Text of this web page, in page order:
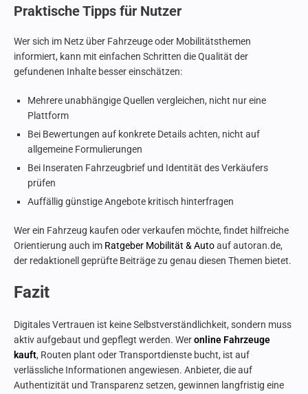
Praktische Tipps für Nutzer
Wer sich im Netz über Fahrzeuge oder Mobilitätsthemen
informiert, kann mit einfachen Schritten die Qualität der
gefundenen Inhalte besser einschätzen:
Mehrere unabhängige Quellen vergleichen, nicht nur eine
Plattform
Bei Bewertungen auf konkrete Details achten, nicht auf
allgemeine Formulierungen
Bei Inseraten Fahrzeugbrief und Identität des Verkäufers
prüfen
Auffällig günstige Angebote kritisch hinterfragen
Wer ein Fahrzeug kaufen oder verkaufen möchte, findet hilfreiche
Orientierung auch im Ratgeber Mobilität & Autoauf autoran.de,
der redaktionell geprüfte Beiträge zu genau diesen Themen bietet.
Fazit
Digitales Vertrauen ist keine Selbstverständlichkeit, sondern muss
aktiv aufgebaut und gepflegt werden. Weronline Fahrzeuge
kauft, Routen plant oder Transportdienste bucht, ist auf
verlässliche Informationen angewiesen. Anbieter, die auf
Authentizität und Transparenz setzen, gewinnen langfristig eine